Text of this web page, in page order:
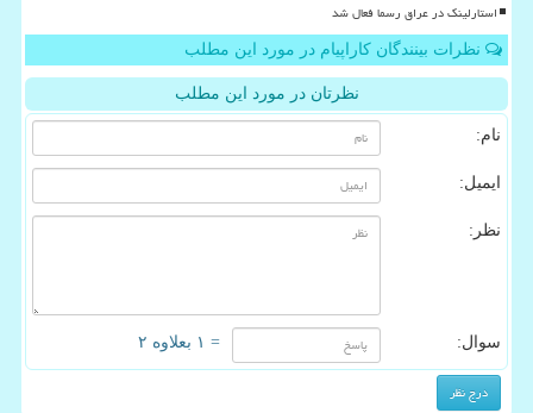
استارلینک در عراق رسما فعال شد
نظرات بینندگان کاراپیام در مورد این مطلب
نظرتان در مورد این مطلب
نام:
ایمیل:
نظر:
سوال: = ۱ بعلاوه ۲